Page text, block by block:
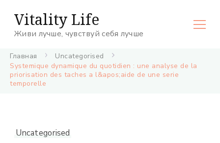
Vitality Life
Живи лучше, чувствуй себя лучше
Главная
Uncategorised
Systemique dynamique du quotidien : une analyse de la
priorisation des taches a l&apos;aide de une serie
temporelle
Uncategorised